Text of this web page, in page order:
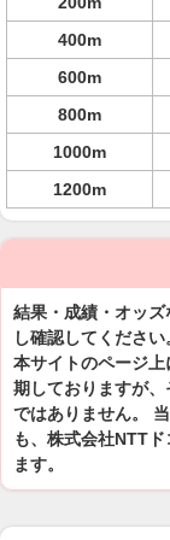
400m
600m
800m
1000m
1200m
結果・成績・オッ
し確認してください
本サイトのページ
期しておりますが
ではありません。
も、株式会社NTT
ます。